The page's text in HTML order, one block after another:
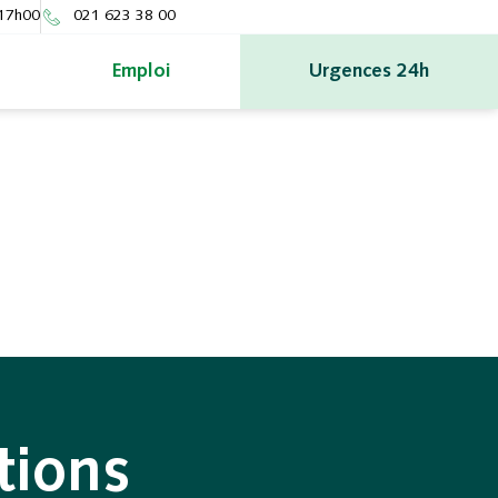
021 623 38 00
Emploi Urgences 24h